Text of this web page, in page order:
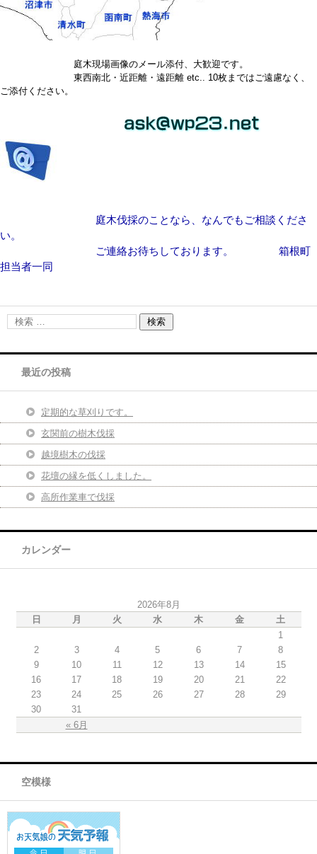
庭木現場画像のメール添付、大歓迎です。
東西南北・近距離・遠距離 etc.. 10枚まではご遠慮なく、
ご添付ください。
庭木伐採のことなら、なんでもご相談くださ
い。
ご連絡お待ちしております。 箱根町
担当者一同
最近の投稿
定期的な草刈りです。
玄関前の樹木伐採
越境樹木の伐採
花壇の縁を低くしました。
高所作業車で伐採
カレンダー
2026年8月
日
月 火 水 木 金 土
« 6月
1
2
3 4 5 6 7
8
9
10 11 12 13 14
15
16
17 18 19 20 21
22
23
24 25 26 27 28
29
30
31
空模様